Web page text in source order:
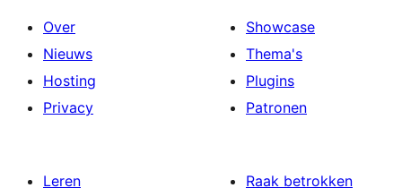
Over
Nieuws
Hosting
Privacy
Showcase
Thema's
Plugins
Patronen
Leren
Raak betrokken